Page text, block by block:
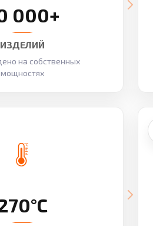
000+
ИЗДЕЛИЙ
на собственных
мощностях